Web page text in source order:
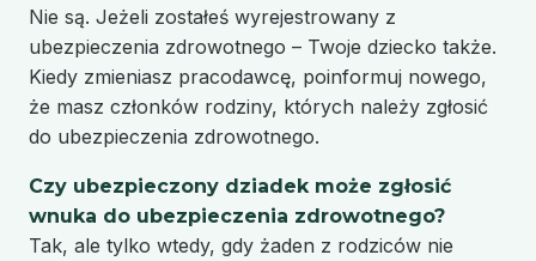
Nie są. Jeżeli zostałeś wyrejestrowany z
ubezpieczenia zdrowotnego – Twoje dziecko także.
Kiedy zmieniasz pracodawcę, poinformuj nowego,
że masz członków rodziny, których należy zgłosić
do ubezpieczenia zdrowotnego.
Czy ubezpieczony dziadek może zgłosić
wnuka do ubezpieczenia zdrowotnego?
Tak, ale tylko wtedy, gdy żaden z rodziców nie